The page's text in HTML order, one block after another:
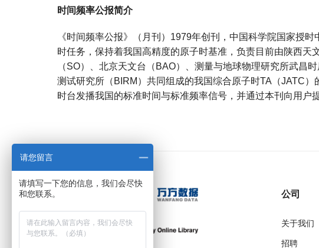
时间频率公报简介
《时间频率公报》（月刊）1979年创刊，中国科学院国家授
时任务，保持着我国高精度的原子时基准，负责目前由陕西天
（SO）、北京天文台（BAO）、测量与地球物理研究所武昌
测试研究所（BIRM）共同组成的我国综合原子时TA（JATC）
时台发播我国的标准时间与标准频率信号，并通过本刊向用户
公司
关于我们
招聘
请您留言
请填写一下您的信息，我们会尽快
和您联系。